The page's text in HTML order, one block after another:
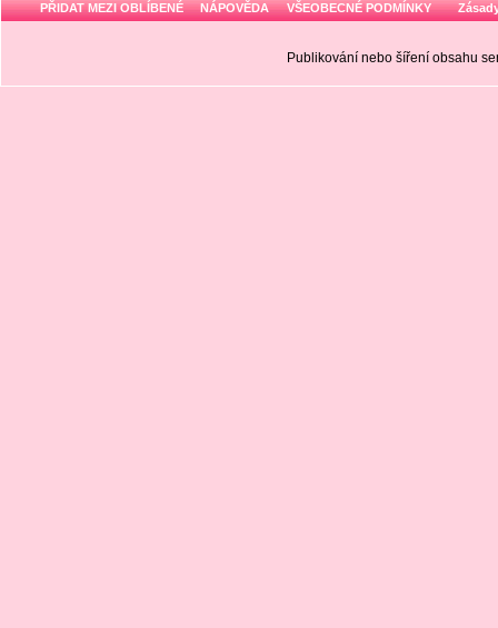
PŘIDAT MEZI OBLÍBENÉ NÁPOVĚDA VŠEOBECNÉ PODMÍNKY
Publikování nebo šíření obsahu